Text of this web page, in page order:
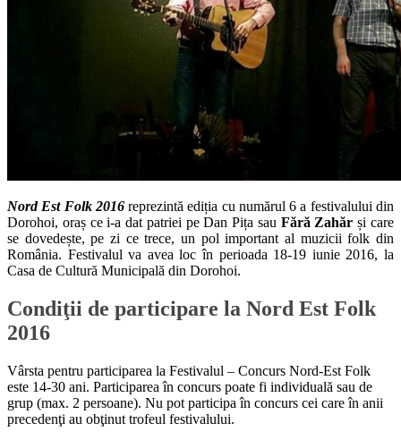
Nord Est Folk 2016reprezintă ediția cu numărul 6 a festivalului din
Dorohoi, oraș ce i-a dat patriei pe Dan Pița sau Fără Zahăr și care
se dovedește, pe zi ce trece, un pol important al muzicii folk din
România. Festivalul va avea loc în perioada 18-19 iunie 2016, la
Casa de Cultură Municipală din Dorohoi.
Condiţii de participare la Nord Est Folk
2016
Vârsta pentru participarea la Festivalul – Concurs Nord-Est Folk
este 14-30 ani. Participarea în concurs poate fi individuală sau de
grup (max. 2 persoane). Nu pot participa în concurs cei care în anii
precedenţi au obţinut trofeul festivalului.